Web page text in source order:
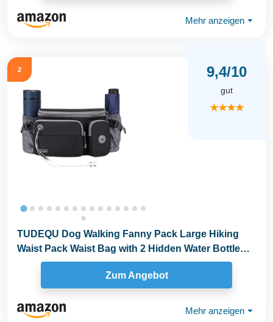
Mehr anzeigen ⏷
2 9,4/10
gut
★★★★
TUDEQU Dog Walking Fanny Pack Large Hiking
Waist Pack Waist Bag with 2 Hidden Water Bottle
Holder...
Zum Angebot
Mehr anzeigen ⏷